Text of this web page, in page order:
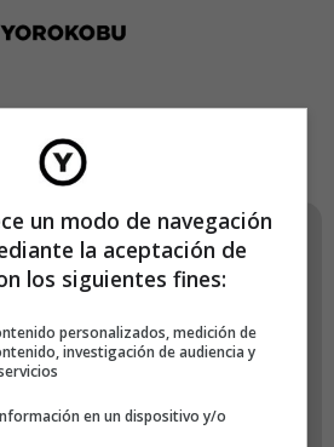
en Yorokobu
o correo electrónico
un modo de navegación
la aceptación de
los siguientes fines:
personalizados, medición de
investigación de audiencia y
en un dispositivo y/o